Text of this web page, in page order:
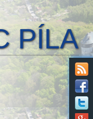
PÍLA